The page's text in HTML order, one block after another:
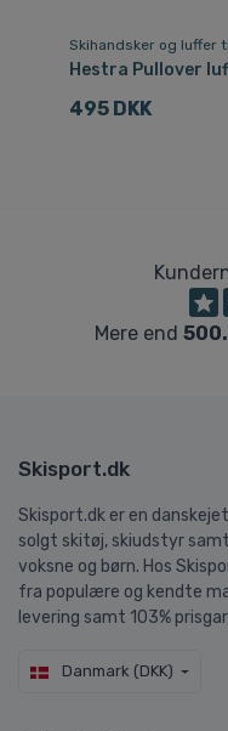
Skihandsker og luffer
Hestra Pullover
495 DKK
Mere end
Skisport.dk
Skisport.dk er en
solgt skitøj, skiudstyr
voksne og børn. Hos
fra populære og kendte
levering samt 103%
Danmark (DKK)